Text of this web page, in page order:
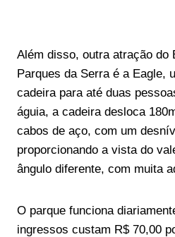
Além disso, outra atração do
Parques da Serra é a Eagle,
cadeira para até duas
águia, a cadeira desloca
cabos de aço, com um
proporcionando a vista do
ângulo diferente, com muita
O parque funciona
ingressos custam R$ 70,00